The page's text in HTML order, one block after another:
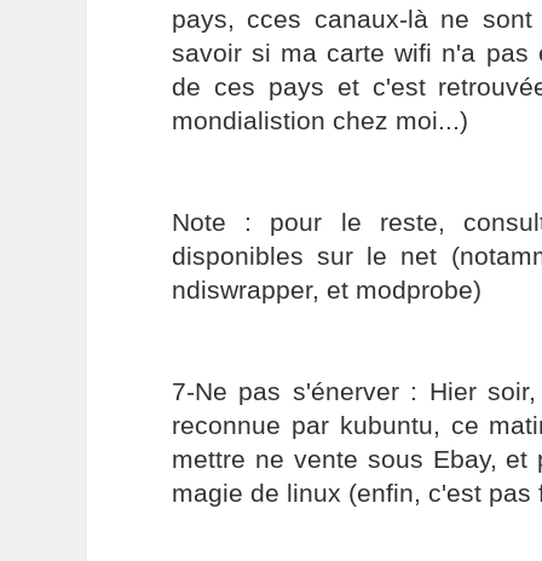
pays, cces canaux-là ne
savoir si ma carte wifi n'a pas
de ces pays et c'est
mondialistion chez moi...)
Note : pour le reste,
disponibles sur le net
ndiswrapper, et modprobe)
7-Ne pas s'énerver : Hier
reconnue par kubuntu, ce
mettre ne vente sous Ebay, et
magie de linux (enfin, c'est pas